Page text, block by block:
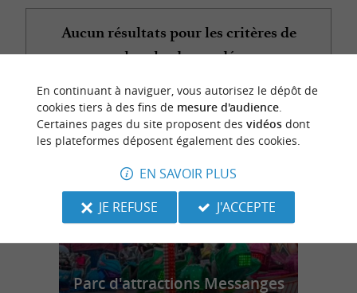
Aucun résultats pour les critères de
recherche demandés...
n
o
t
r
e
c
o
u
p
d
e
c
o
e
u
r
Parc d'attractions Messanges
En continuant à naviguer, vous autorisez le dépôt de
cookies tiers à des fins de mesure d'audience.
Certaines pages du site proposent des vidéosdont
les plateformes déposent également des cookies.
EN SAVOIR PLUS
JE REFUSE
J'ACCEPTE